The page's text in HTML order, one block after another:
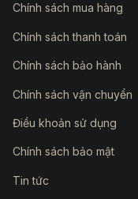
Chính sách mua hàng
Chính sách thanh toán
Chính sách bảo hành
Chính sách vận chuyển
Điều khoản sử dụng
Chính sách bảo mật
Tin tức